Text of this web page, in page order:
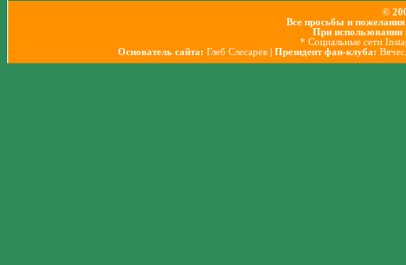
©
Все просьбы и
При использовании
* Социальные сети
Основатель сайта: Глеб Слесарев | Президент фан-клуба: